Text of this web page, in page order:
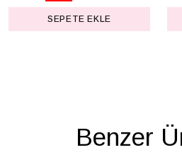
SEPETE EKLE
Benzer